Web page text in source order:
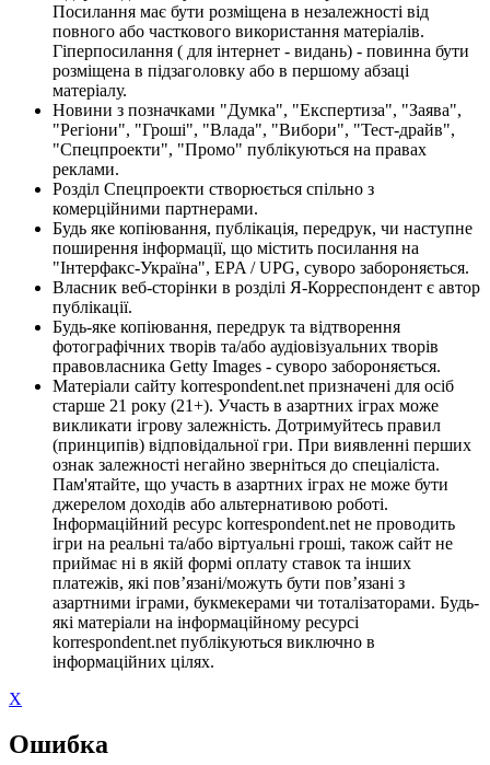
Посилання має бути розміщена в незалежності від
повного або часткового використання матеріалів.
Гіперпосилання ( для інтернет - видань) - повинна бути
розміщена в підзаголовку або в першому абзаці
матеріалу.
Новини з позначками "Думка", "Експертиза", "Заява",
"Регіони", "Гроші", "Влада", "Вибори", "Тест-драйв",
"Спецпроекти", "Промо" публікуються на правах
реклами.
Розділ Спецпроекти створюється спільно з
комерційними партнерами.
Будь яке копіювання, публікація, передрук, чи наступне
поширення інформації, що містить посилання на
"Інтерфакс-Україна", EPA / UPG, суворо забороняється.
Власник веб-сторінки в розділі Я-Корреспондент є автор
публікації.
Будь-яке копіювання, передрук та відтворення
фотографічних творів та/або аудіовізуальних творів
правовласника Getty Images - суворо забороняється.
Матеріали сайту korrespondent.net призначені для осіб
старше 21 року (21+). Участь в азартних іграх може
викликати ігрову залежність. Дотримуйтесь правил
(принципів) відповідальної гри. При виявленні перших
ознак залежності негайно зверніться до спеціаліста.
Пам'ятайте, що участь в азартних іграх не може бути
джерелом доходів або альтернативою роботі.
Інформаційний ресурс korrespondent.net не проводить
ігри на реальні та/або віртуальні гроші, також сайт не
приймає ні в якій формі оплату ставок та інших
платежів, які пов’язані/можуть бути пов’язані з
азартними іграми, букмекерами чи тоталізаторами. Будь-
які матеріали на інформаційному ресурсі
korrespondent.net публікуються виключно в
інформаційних цілях.
X
Ошибка